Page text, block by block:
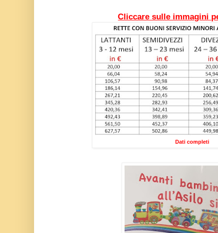
Cliccare sulle immagini
Dati completi